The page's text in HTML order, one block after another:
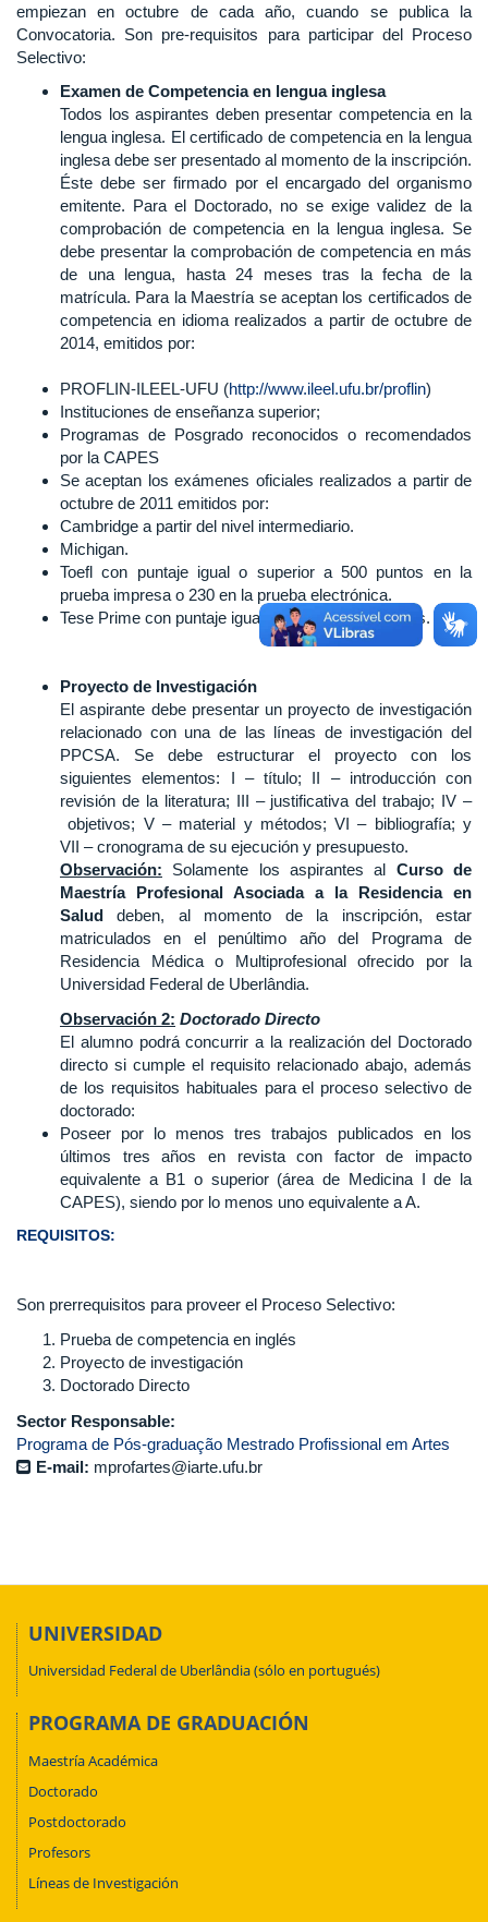
empiezan en octubre de cada año, cuando se publica la
Convocatoria. Son pre-requisitos para participar del Proceso
Selectivo:
Examen de Competencia en lengua inglesa
Todos los aspirantes deben presentar competencia en la
lengua inglesa. El certificado de competencia en la lengua
inglesa debe ser presentado al momento de la inscripción.
Éste debe ser firmado por el encargado del organismo
emitente. Para el Doctorado, no se exige validez de la
comprobación de competencia en la lengua inglesa. Se
debe presentar la comprobación de competencia en más
de una lengua, hasta 24 meses tras la fecha de la
matrícula. Para la Maestría se aceptan los certificados de
competencia en idioma realizados a partir de octubre de
2014, emitidos por:
PROFLIN-ILEEL-UFU (http://www.ileel.ufu.br/proflin)
Instituciones de enseñanza superior;
Programas de Posgrado reconocidos o recomendados
por la CAPES
Se aceptan los exámenes oficiales realizados a partir de
octubre de 2011 emitidos por:
Cambridge a partir del nivel intermediario.
Michigan.
Toefl con puntaje igual o superior a 500 puntos en la
prueba impresa o 230 en la prueba electrónica.
Tese Prime con puntaje igual o superior a 60 puntos.
Proyecto de Investigación
El aspirante debe presentar un proyecto de investigación
relacionado con una de las líneas de investigación del
PPCSA. Se debe estructurar el proyecto con los
siguientes elementos: I – título; II – introducción con
revisión de la literatura; III – justificativa del trabajo; IV –
objetivos; V – material y métodos; VI – bibliografía; y
VII – cronograma de su ejecución y presupuesto.
Observación: Solamente los aspirantes al Curso de
Maestría Profesional Asociada a la Residencia en
Salud deben, al momento de la inscripción, estar
matriculados en el penúltimo año del Programa de
Residencia Médica o Multiprofesional ofrecido por la
Universidad Federal de Uberlândia.
Observación 2: Doctorado Directo
El alumno podrá concurrir a la realización del Doctorado
directo si cumple el requisito relacionado abajo, además
de los requisitos habituales para el proceso selectivo de
doctorado:
Poseer por lo menos tres trabajos publicados en los
últimos tres años en revista con factor de impacto
equivalente a B1 o superior (área de Medicina I de la
CAPES), siendo por lo menos uno equivalente a A.
REQUISITOS:
Son prerrequisitos para proveer el Proceso Selectivo:
Prueba de competencia en inglés
Proyecto de investigación
Doctorado Directo
Sector Responsable:
Programa de Pós-graduação Mestrado Profissional em Artes
E-mail: mprofartes@iarte.ufu.br
UNIVERSIDAD
Universidad Federal de Uberlândia (sólo en portugués)
PROGRAMA DE GRADUACIÓN
Maestría Académica
Doctorado
Postdoctorado
Profesors
Líneas de Investigación